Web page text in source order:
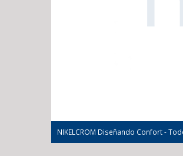
NIKELCROM Diseñando Confort -